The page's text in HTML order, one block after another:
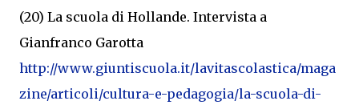
(20) La scuola di Hollande. Intervista a
Gianfranco Garotta
http://www.giuntiscuola.it/lavitascolastica/maga
zine/articoli/cultura-e-pedagogia/la-scuola-di-